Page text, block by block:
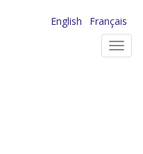
English
Français